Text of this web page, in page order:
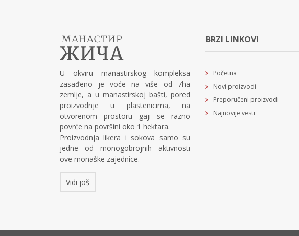
U okviru manastirskog kompleksa
zasađeno je voće na više od 7ha
zemlje, a u manastirskoj bašti, pored
proizvodnje u plastenicima, na
otvorenom prostoru gaji se razno
povrće na površini oko 1 hektara.
Proizvodnja likera i sokova samo su
jedne od monogobrojnih aktivnosti
ove monaške zajednice.
Vidi još
BRZI LINKOVI
Početna
Novi proizvodi
Preporučeni proizvodi
Najnovije vesti